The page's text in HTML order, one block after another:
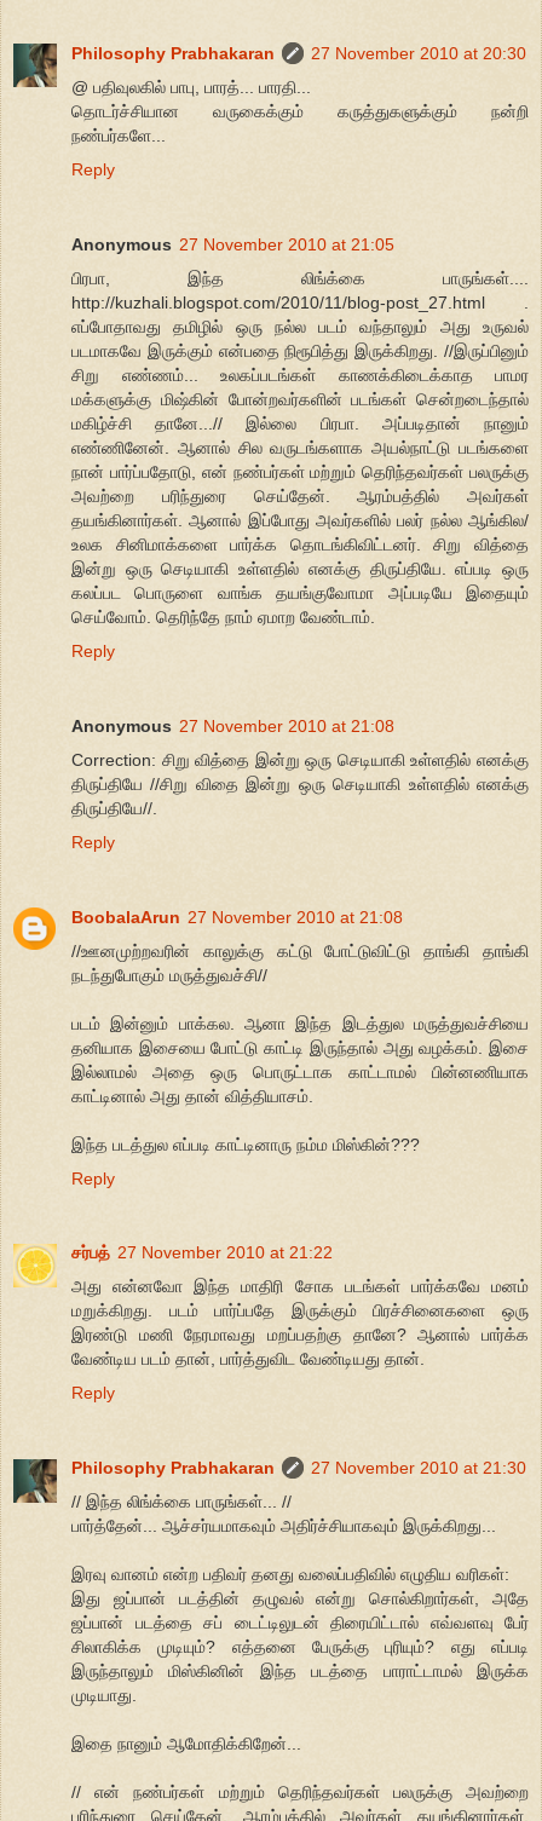
Philosophy Prabhakaran
27 November 2010 at 20:30
@ பதிவுலகில் பாபு, பாரத்... பாரதி...
தொடர்ச்சியான வருகைக்கும் கருத்துகளுக்கும் நன்றி
நண்பர்களே...
Reply
Anonymous 27 November 2010 at 21:05
பிரபா, இந்த லிங்க்கை பாருங்கள்....
http://kuzhali.blogspot.com/2010/11/blog-post_27.html .
எப்போதாவது தமிழில் ஒரு நல்ல படம் வந்தாலும் அது உருவல்
படமாகவே இருக்கும் என்பதை நிரூபித்து இருக்கிறது. //இருப்பினும்
சிறு எண்ணம்... உலகப்படங்கள் காணக்கிடைக்காத பாமர
மக்களுக்கு மிஷ்கின் போன்றவர்களின் படங்கள் சென்றடைந்தால்
மகிழ்ச்சி தானே...// இல்லை பிரபா. அப்படிதான் நானும்
எண்ணினேன். ஆனால் சில வருடங்களாக அயல்நாட்டு படங்களை
நான் பார்ப்பதோடு, என் நண்பர்கள் மற்றும் தெரிந்தவர்கள் பலருக்கு
அவற்றை பரிந்துரை செய்தேன். ஆரம்பத்தில் அவர்கள்
தயங்கினார்கள். ஆனால் இப்போது அவர்களில் பலர் நல்ல ஆங்கில/
உலக சினிமாக்களை பார்க்க தொடங்கிவிட்டனர். சிறு வித்தை
இன்று ஒரு செடியாகி உள்ளதில் எனக்கு திருப்தியே. எப்படி ஒரு
கலப்பட பொருளை வாங்க தயங்குவோமா அப்படியே இதையும்
செய்வோம். தெரிந்தே நாம் ஏமாற வேண்டாம்.
Reply
Anonymous 27 November 2010 at 21:08
Correction: சிறு வித்தை இன்று ஒரு செடியாகி உள்ளதில் எனக்கு
திருப்தியே //சிறு விதை இன்று ஒரு செடியாகி உள்ளதில் எனக்கு
திருப்தியே//.
Reply
BoobalaArun 27 November 2010 at 21:08
//ஊனமுற்றவரின் காலுக்கு கட்டு போட்டுவிட்டு தாங்கி தாங்கி
நடந்துபோகும் மருத்துவச்சி//
படம் இன்னும் பாக்கல. ஆனா இந்த இடத்துல மருத்துவச்சியை
தனியாக இசையை போட்டு காட்டி இருந்தால் அது வழக்கம். இசை
இல்லாமல் அதை ஒரு பொருட்டாக காட்டாமல் பின்னணியாக
காட்டினால் அது தான் வித்தியாசம்.
இந்த படத்துல எப்படி காட்டினாரு நம்ம மிஸ்கின்???
Reply
சர்பத் 27 November 2010 at 21:22
அது என்னவோ இந்த மாதிரி சோக படங்கள் பார்க்கவே மனம்
மறுக்கிறது. படம் பார்ப்பதே இருக்கும் பிரச்சினைகளை ஒரு
இரண்டு மணி நேரமாவது மறப்பதற்கு தானே? ஆனால் பார்க்க
வேண்டிய படம் தான், பார்த்துவிட வேண்டியது தான்.
Reply
Philosophy Prabhakaran
27 November 2010 at 21:30
// இந்த லிங்க்கை பாருங்கள்... //
பார்த்தேன்... ஆச்சர்யமாகவும் அதிர்ச்சியாகவும் இருக்கிறது...
இரவு வானம் என்ற பதிவர் தனது வலைப்பதிவில் எழுதிய வரிகள்:
இது ஜப்பான் படத்தின் தழுவல் என்று சொல்கிறார்கள், அதே
ஜப்பான் படத்தை சப் டைட்டிலுடன் திரையிட்டால் எவ்வளவு பேர்
சிலாகிக்க முடியும்? எத்தனை பேருக்கு புரியும்? எது எப்படி
இருந்தாலும் மிஸ்கினின் இந்த படத்தை பாராட்டாமல் இருக்க
முடியாது.
இதை நானும் ஆமோதிக்கிறேன்...
// என் நண்பர்கள் மற்றும் தெரிந்தவர்கள் பலருக்கு அவற்றை
பரிந்துரை செய்தேன். ஆரம்பத்தில் அவர்கள் தயங்கினார்கள்.